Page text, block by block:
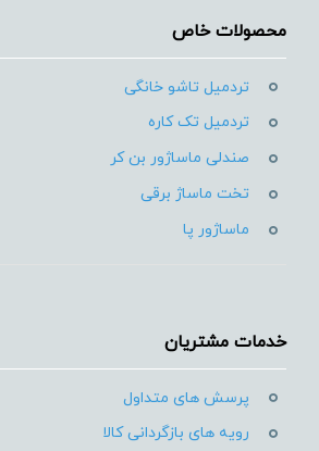
محصولات خاص
تردمیل تاشو خانگی
تردمیل تک کاره
صندلی ماساژور بن کر
تخت ماساژ برقی
ماساژور پا
خدمات مشتریان
پرسش های متداول
رویه های بازگردانی کالا